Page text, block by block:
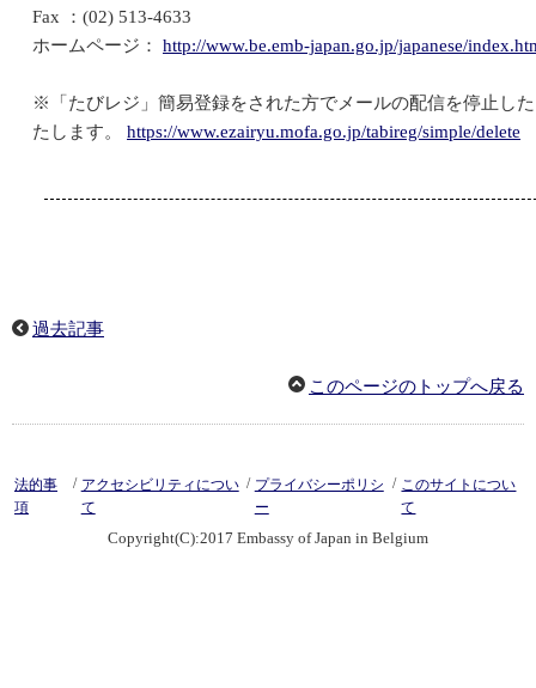
Fax ：(02) 513-4633
ホームページ： http://www.be.emb-japan.go.jp/japanese/
※「たびレジ」簡易登録をされた方でメールの配信を停止し
たします。 https://www.ezairyu.mofa.go.jp/tabireg/simple/delete
過去記事
このページのトップへ戻る
法的事
項
/ アクセシビリティについ
て
/ プライバシーポリシ
ー
/ このサイトについ
て
Copyright(C):2017 Embassy of Japan in Belgium